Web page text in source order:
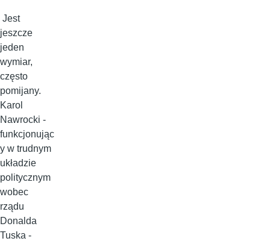
Jest
jeszcze
jeden
wymiar,
często
pomijany.
Karol
Nawrocki -
funkcjonując
y w trudnym
układzie
politycznym
wobec
rządu
Donalda
Tuska -